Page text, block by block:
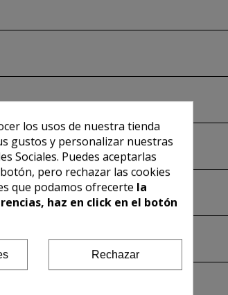
los usos de nuestra tienda
gustos y personalizar nuestras
Sociales. Puedes aceptarlas
pero rechazar las cookies
que podamos ofrecerte la
haz en click en el botón
Rechazar